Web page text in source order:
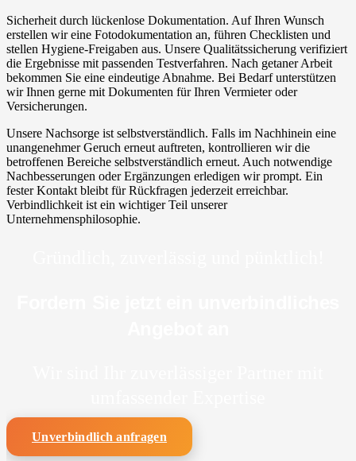
Sicherheit durch lückenlose Dokumentation. Auf Ihren Wunsch
erstellen wir eine Fotodokumentation an, führen Checklisten und
stellen Hygiene-Freigaben aus. Unsere Qualitätssicherung verifiziert
die Ergebnisse mit passenden Testverfahren. Nach getaner Arbeit
bekommen Sie eine eindeutige Abnahme. Bei Bedarf unterstützen
wir Ihnen gerne mit Dokumenten für Ihren Vermieter oder
Versicherungen.
Unsere Nachsorge ist selbstverständlich. Falls im Nachhinein eine
unangenehmer Geruch erneut auftreten, kontrollieren wir die
betroffenen Bereiche selbstverständlich erneut. Auch notwendige
Nachbesserungen oder Ergänzungen erledigen wir prompt. Ein
fester Kontakt bleibt für Rückfragen jederzeit erreichbar.
Verbindlichkeit ist ein wichtiger Teil unserer
Unternehmensphilosophie.
Unverbindlich anfragen